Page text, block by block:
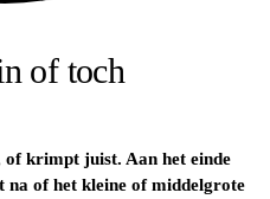
of toch
of krimpt juist. Aan het einde
of het kleine of middelgrote